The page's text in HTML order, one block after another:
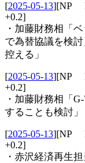
[2025-05-13][NP
+0.2]
・加藤財務相「
で為替協議を検
控える」
[2025-05-13][NP
+0.2]
・加藤財務相「
することも検討」
[2025-05-13][NP
+0.2]
・赤沢経済再生